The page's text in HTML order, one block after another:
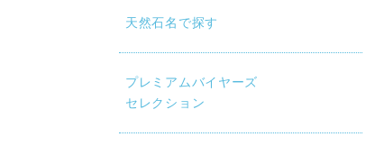
天然石名で探す
プレミアムバイヤーズ
セレクション